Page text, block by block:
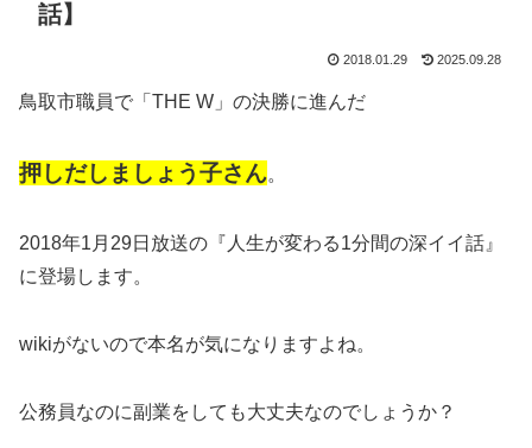
話】
2018.01.29 2025.09.28
鳥取市職員で「THE W」の決勝に進んだ
押しだしましょう子さん。
2018年1月29日放送の『人生が変わる1分間の深イイ話』
に登場します。
wikiがないので本名が気になりますよね。
公務員なのに副業をしても大丈夫なのでしょうか？